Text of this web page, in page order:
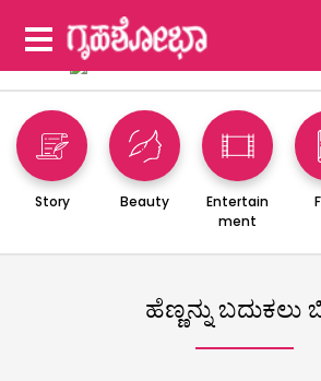
Story Beauty
Entertain
ment
ಹೆಣ್ಣನ್ನು ಬದುಕಲು